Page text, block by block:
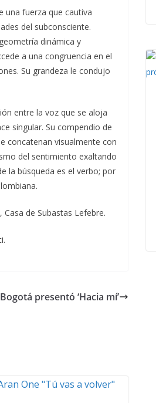
una fuerza que cautiva
del subconsciente.
dinámica y
a una congruencia en el
Su grandeza le condujo
entre la voz que se aloja
singular. Su compendio de
concatenan visualmente con
del sentimiento exaltando
la búsqueda es el verbo; por
de Subastas Lefebre.
presentó ‘Hacia mí’